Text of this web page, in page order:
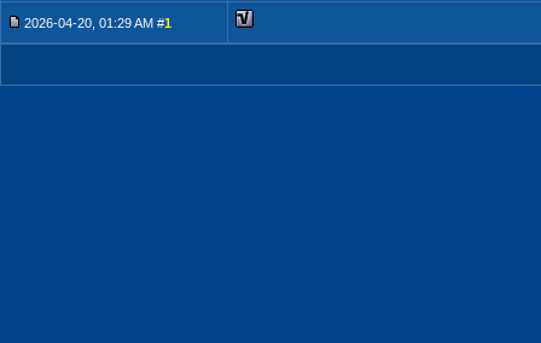
2026-04-20, 01:29 AM #1